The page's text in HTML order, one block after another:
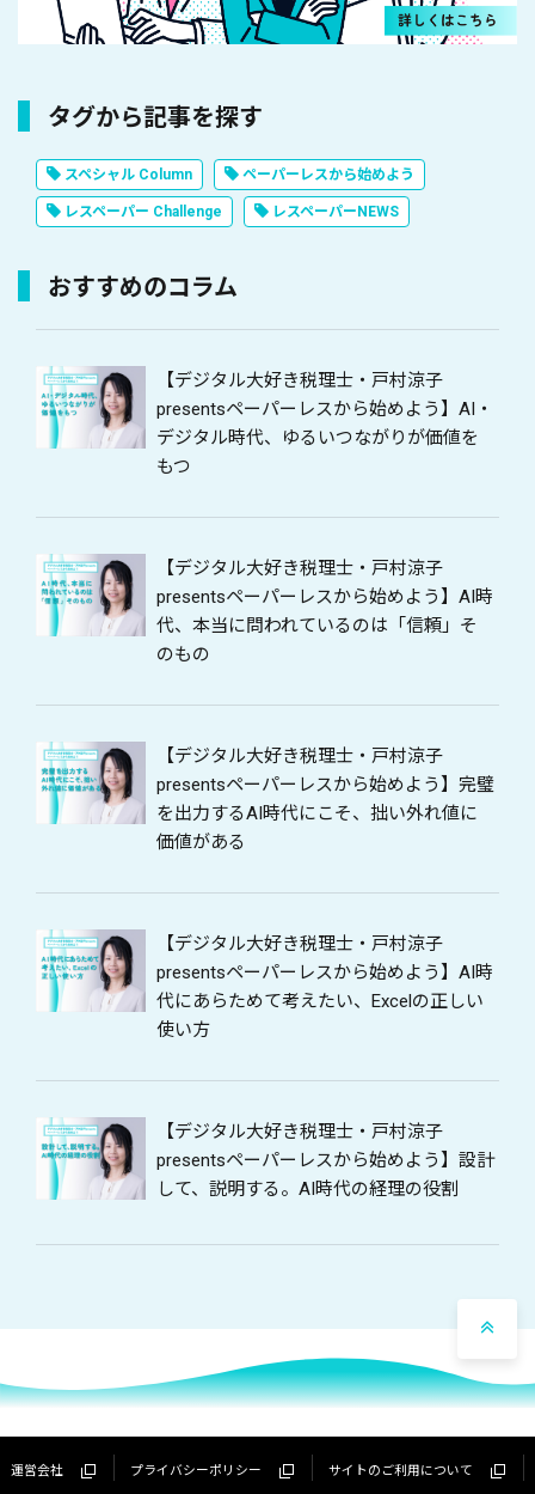
タグから記事を探す
スペシャル Column ペーパーレスから始めよう
レスペーパー Challenge レスペーパーNEWS
おすすめのコラム
【デジタル大好き税理士・戸村涼子
presentsペーパーレスから始めよう】AI・
デジタル時代、ゆるいつながりが価値を
もつ
【デジタル大好き税理士・戸村涼子
presentsペーパーレスから始めよう】AI時
代、本当に問われているのは「信頼」そ
のもの
【デジタル大好き税理士・戸村涼子
presentsペーパーレスから始めよう】完璧
を出力するAI時代にこそ、拙い外れ値に
価値がある
【デジタル大好き税理士・戸村涼子
presentsペーパーレスから始めよう】AI時
代にあらためて考えたい、Excelの正しい
使い方
【デジタル大好き税理士・戸村涼子
presentsペーパーレスから始めよう】設計
して、説明する。AI時代の経理の役割
運営会社 プライバシーポリシー サイトのご利用について